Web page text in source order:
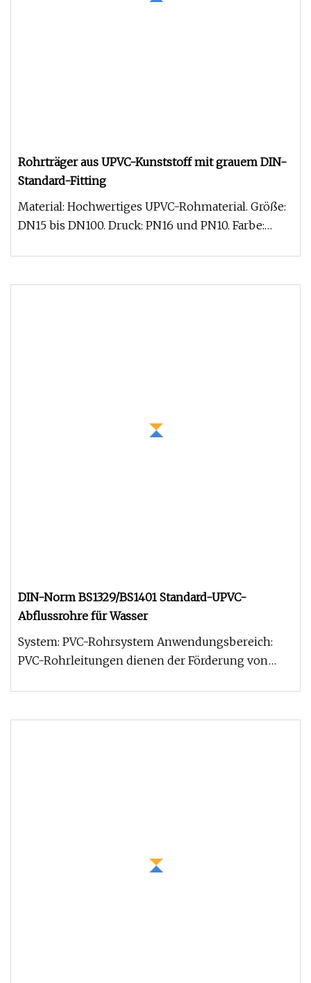
Rohrträger aus UPVC-Kunststoff mit grauem DIN-
Standard-Fitting
Material: Hochwertiges UPVC-Rohmaterial. Größe:
DN15 bis DN100. Druck: PN16 und PN10. Farbe:
DIN-Norm BS1329/BS1401 Standard-UPVC-
Abflussrohre für Wasser
System: PVC-Rohrsystem Anwendungsbereich:
PVC-Rohrleitungen dienen der Förderung von